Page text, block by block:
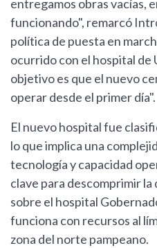
entregamos obras vacías,
funcionando", remarcó
política de puesta en
ocurrido con el hospital de
objetivo es que el nuevo
operar desde el primer día".
El nuevo hospital fue
lo que implica una
tecnología y capacidad
clave para descomprimir
sobre el hospital
funciona con recursos al
zona del norte pampeano.